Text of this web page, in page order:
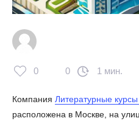
0 0 1 мин.
Компания Литературные
расположена в Москве, на